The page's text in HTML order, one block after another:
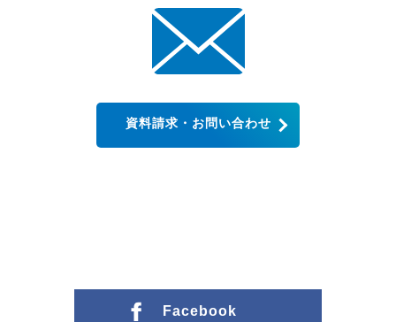
資料請求・お問い合わせ
Facebook